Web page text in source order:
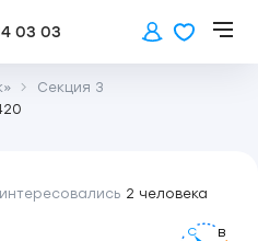
03 03
Секция 3
2 человека
С В